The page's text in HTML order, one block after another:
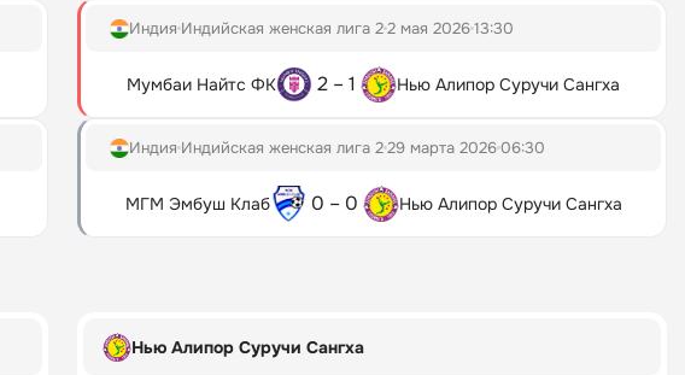
Индия Индийская женская лига 22 мая 202613:30
Мумбаи Найтс ФК 2 – 1 Нью Алипор Суручи Сангха
Индия Индийская женская лига 229 марта 202606:30
МГМ Эмбуш Клаб 0 – 0 Нью Алипор Суручи Сангха
Нью Алипор Суручи Сангха